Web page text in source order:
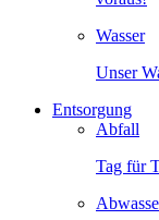
Wasser
Unser
Entsorgung
Abfall
Tag für